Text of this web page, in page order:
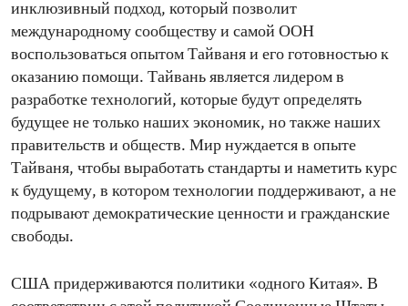
инклюзивный подход, который позволит
международному сообществу и самой ООН
воспользоваться опытом Тайваня и его готовностью к
оказанию помощи. Тайвань является лидером в
разработке технологий, которые будут определять
будущее не только наших экономик, но также наших
правительств и обществ. Мир нуждается в опыте
Тайваня, чтобы выработать стандарты и наметить курс
к будущему, в котором технологии поддерживают, а не
подрывают демократические ценности и гражданские
свободы.
США придерживаются политики «одного Китая». В